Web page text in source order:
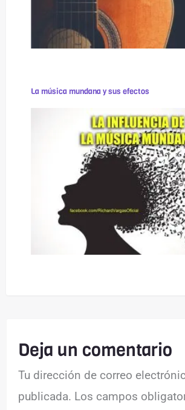
La música mundana y sus efectos
Deja un comentario
Tu dirección de correo
publicada. Los campos